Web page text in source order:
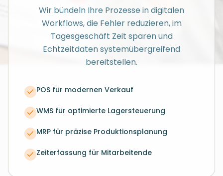
Wir bündeln Ihre Prozesse in digitalen
Workflows, die Fehler reduzieren, im
Tagesgeschäft Zeit sparen und
Echtzeitdaten systemübergreifend
bereitstellen.
POS für modernen Verkauf
WMS für optimierte Lagersteuerung
MRP für präzise Produktionsplanung
Zeiterfassung für Mitarbeitende